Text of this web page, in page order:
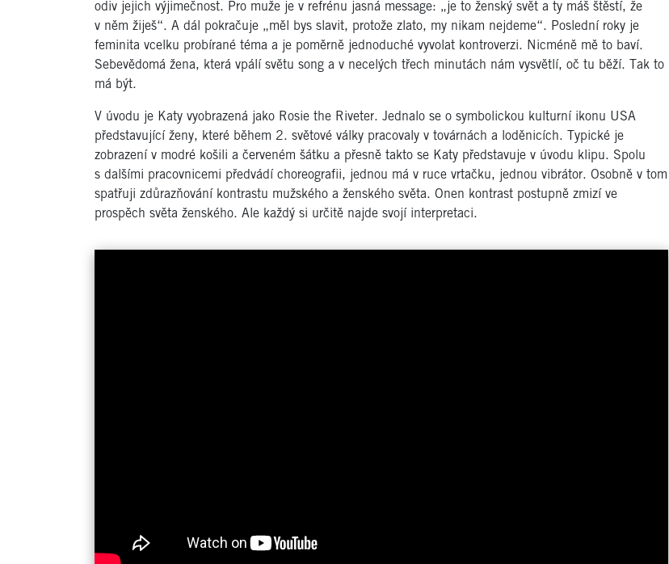
odiv jejich výjimečnost. Pro muže je v refrénu jasná message: „je to ženský svět a ty máš štěstí, že
v něm žiješ“. A dál pokračuje „měl bys slavit, protože zlato, my nikam nejdeme“. Poslední roky je
feminita vcelku probírané téma a je poměrně jednoduché vyvolat kontroverzi. Nicméně mě to baví.
Sebevědomá žena, která vpálí světu song a v necelých třech minutách nám vysvětlí, oč tu běží. Tak to
má být.
V úvodu je Katy vyobrazená jako Rosie the Riveter. Jednalo se o symbolickou kulturní ikonu USA
představující ženy, které během 2. světové války pracovaly v továrnách a loděnicích. Typické je
zobrazení v modré košili a červeném šátku a přesně takto se Katy představuje v úvodu klipu. Spolu
s dalšími pracovnicemi předvádí choreografii, jednou má v ruce vrtačku, jednou vibrátor. Osobně v tom
spatřuji zdůrazňování kontrastu mužského a ženského světa. Onen kontrast postupně zmizí ve
prospěch světa ženského. Ale každý si určitě najde svojí interpretaci.